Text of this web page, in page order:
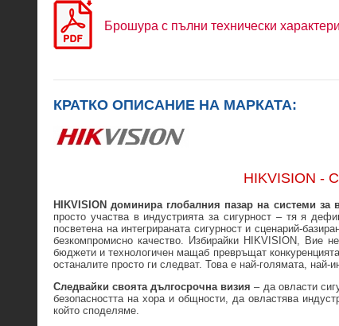
Брошура с пълни технически
КРАТКО ОПИСАНИЕ НА МАРКАТА:
HIKVISION -
HIKVISION доминира глобалния пазар на системи
просто участва в индустрията за сигурност – тя я
посветена на интегрираната сигурност и сценарий-
безкомпромисно качество. Избирайки HIKVISION, Вие
бюджети и технологичен мащаб превръщат
останалите просто ги следват. Това е най-голямата, най-
Следвайки своята дългосрочна визия – да овласти
безопасността на хора и общности, да овластява
който споделяме.